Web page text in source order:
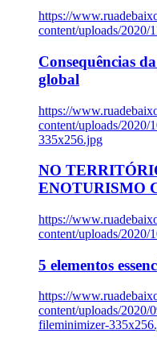
https://
content/uploads/2020/
Consequências
global
https://
content/uploads/2020/
335x256.jpg
NO
ENOTURISMO
https://
content/uploads/2020/
5 elementos
https://
content/uploads/2020/
fileminimizer-